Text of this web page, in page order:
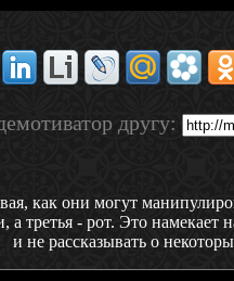
другу:
как они могут
третья - рот. Это
и не рассказывать о